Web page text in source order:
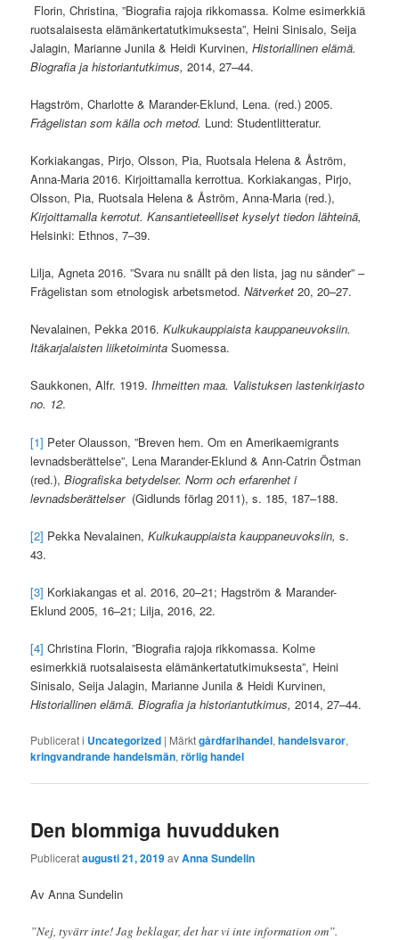
Florin, Christina, ”Biografia rajoja rikkomassa. Kolme esimerkkiä
ruotsalaisesta elämänkertatutkimuksesta”, Heini Sinisalo, Seija
Jalagin, Marianne Junila & Heidi Kurvinen,Historiallinen elämä.
Biografia ja historiantutkimus, 2014, 27–44.
Hagström, Charlotte & Marander-Eklund, Lena. (red.) 2005.
Frågelistan som källa och metod. Lund: Studentlitteratur.
Korkiakangas, Pirjo, Olsson, Pia, Ruotsala Helena & Åström,
Anna-Maria 2016. Kirjoittamalla kerrottua. Korkiakangas, Pirjo,
Olsson, Pia, Ruotsala Helena & Åström, Anna-Maria (red.),
Kirjoittamalla kerrotut.Kansantieteelliset kyselyt tiedon lähteinä,
Helsinki: Ethnos, 7–39.
Lilja, Agneta 2016. ”Svara nu snällt på den lista, jag nu sänder” –
Frågelistan som etnologisk arbetsmetod.Nätverket20, 20–27.
Nevalainen, Pekka 2016.Kulkukauppiaista kauppaneuvoksiin.
Itäkarjalaisten liiketoiminta Suomessa.
Saukkonen, Alfr. 1919.Ihmeitten maa. Valistuksen lastenkirjasto
no. 12.
[1] Peter Olausson, ”Breven hem. Om en Amerikaemigrants
levnadsberättelse”, Lena Marander-Eklund & Ann-Catrin Östman
(red.),Biografiska betydelser. Norm och erfarenhet i
levnadsberättelser (Gidlunds förlag 2011), s. 185, 187–188.
[2] Pekka Nevalainen,Kulkukauppiaista kauppaneuvoksiin,s.
43.
[3] Korkiakangas et al. 2016, 20–21; Hagström & Marander-
Eklund 2005, 16–21; Lilja, 2016, 22.
[4] Christina Florin, ”Biografia rajoja rikkomassa. Kolme
esimerkkiä ruotsalaisesta elämänkertatutkimuksesta”, Heini
Sinisalo, Seija Jalagin, Marianne Junila & Heidi Kurvinen,
Historiallinen elämä. Biografia ja historiantutkimus, 2014, 27–44.
Publicerat i Uncategorized | Märktgårdfarihandel,handelsvaror,
kringvandrande handelsmän,rörlig handel
Den blommiga huvudduken
Publicerataugusti 21, 2019avAnna Sundelin
Av Anna Sundelin
”Nej, tyvärr inte! Jag beklagar, det har vi inte information om”.